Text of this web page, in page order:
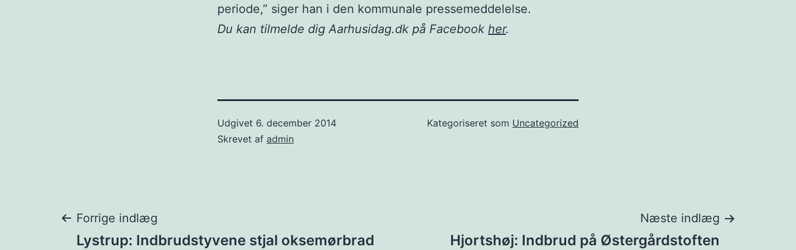
periode,” siger han i den kommunale pressemeddelelse.
Du kan tilmelde dig Aarhusidag.dk på Facebook her.
Udgivet 6. december 2014
Skrevet af admin
Kategoriseret som Uncategorized
Indlægsnavigation
Forrige indlæg
Lystrup: Indbrudstyvene stjal oksemørbrad
Næste indlæg
Hjortshøj: Indbrud på Østergårdstoften